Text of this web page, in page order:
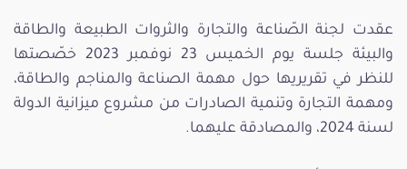
عقدت لجنة الصّناعة والتجارة والثروات الطبيعة والطاقة
والبيئة جلسة يوم الخميس 23 نوفمبر 2023 خصّصتها
للنظر في تقريريها حول مهمة الصناعة والمناجم والطاقة،
ومهمة التجارة وتنمية الصادرات من مشروع ميزانية الدولة
لسنة 2024، والمصادقة عليهما.